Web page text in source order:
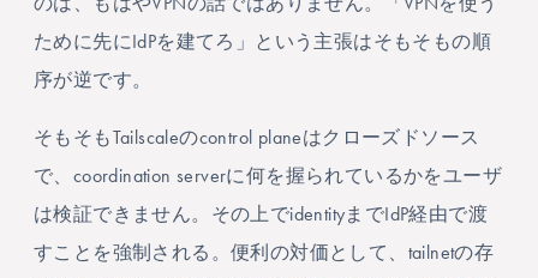
ために先にIdPを建てろ」という主張はそもそもの順
序が逆です。
そもそもTailscaleのcontrol planeはクローズドソース
で、coordination serverに何を握られているかをユーザ
は検証できません。その上でidentityまでIdP経由で渡
すことを強制される。便利の対価として、tailnetの存